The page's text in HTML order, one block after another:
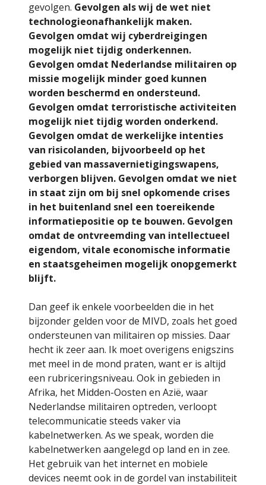
gevolgen. Gevolgen als wij de wet niet
technologieonafhankelijk maken.
Gevolgen omdat wij cyberdreigingen
mogelijk niet tijdig onderkennen.
Gevolgen omdat Nederlandse militairen op
missie mogelijk minder goed kunnen
worden beschermd en ondersteund.
Gevolgen omdat terroristische activiteiten
mogelijk niet tijdig worden onderkend.
Gevolgen omdat de werkelijke intenties
van risicolanden, bijvoorbeeld op het
gebied van massavernietigingswapens,
verborgen blijven. Gevolgen omdat we niet
in staat zijn om bij snel opkomende crises
in het buitenland snel een toereikende
informatiepositie op te bouwen. Gevolgen
omdat de ontvreemding van intellectueel
eigendom, vitale economische informatie
en staatsgeheimen mogelijk onopgemerkt
blijft.
Dan geef ik enkele voorbeelden die in het
bijzonder gelden voor de MIVD, zoals het goed
ondersteunen van militairen op missies. Daar
hecht ik zeer aan. Ik moet overigens enigszins
met meel in de mond praten, want er is altijd
een rubriceringsniveau. Ook in gebieden in
Afrika, het Midden-Oosten en Azië, waar
Nederlandse militairen optreden, verloopt
telecommunicatie steeds vaker via
kabelnetwerken. As we speak, worden die
kabelnetwerken aangelegd op land en in zee.
Het gebruik van het internet en mobiele
devices neemt ook in de gordel van instabiliteit